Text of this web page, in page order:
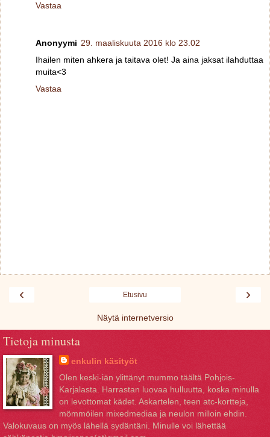
Vastaa
Anonyymi 29. maaliskuuta 2016 klo 23.02
Ihailen miten ahkera ja taitava olet! Ja aina jaksat ilahduttaa
muita<3
Vastaa
‹ ›
Etusivu
Näytä internetversio
Tietoja minusta
enkulin käsityöt
Olen keski-iän ylittänyt mummo täältä Pohjois-
Karjalasta. Harrastan luovaa hulluutta, koska minulla
on levottomat kädet. Askartelen, teen atc-kortteja,
mömmöilen mixedmediaa ja neulon milloin ehdin.
Valokuvaus on myös lähellä sydäntäni. Minulle voi lähettää